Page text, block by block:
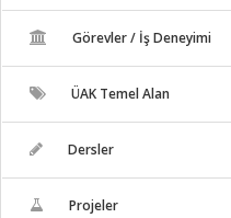
Görevler / İş Deneyimi
ÜAK Temel Alan
Dersler
Projeler